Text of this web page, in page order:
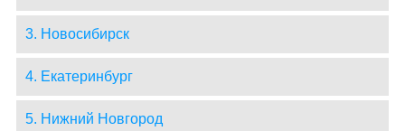
3. Новосибирск
4. Екатеринбург
5. Нижний Новгород